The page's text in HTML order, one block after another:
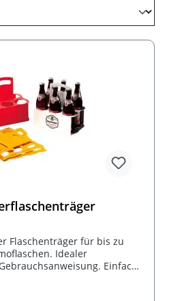
Flaschenträger für bis zu
Idealer
Einfache